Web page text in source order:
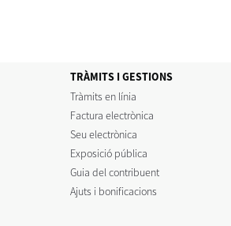
TRÀMITS I GESTIONS
Tràmits en línia
Factura electrònica
Seu electrònica
Exposició pública
Guia del contribuent
Ajuts i bonificacions